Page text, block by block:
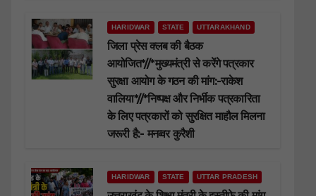
HARIDWAR STATE UTTARAKHAND
जिला प्रेस क्लब की बैठक
आयोजित*//*मुख्यमंत्री से करेंगे पत्रकार
सुरक्षा आयोग के गठन की मांग:-राकेश
वालिया*//*निष्पक्ष और निर्भीक पत्रकारिता
के लिए पत्रकारों को सुरक्षित माहौल मिलना
जरूरी है:- मनव्वर कुरैशी
HARIDWAR STATE UTTAR PRADESH